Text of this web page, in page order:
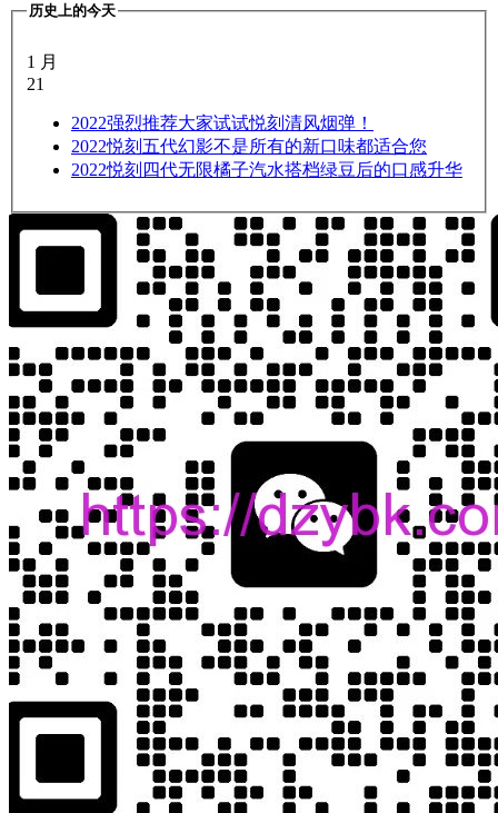
历史上的今天
1 月
21
2022强烈推荐大家试试悦刻清风烟弹！
2022悦刻五代幻影不是所有的新口味都适合您
2022悦刻四代无限橘子汽水搭档绿豆后的口感升华